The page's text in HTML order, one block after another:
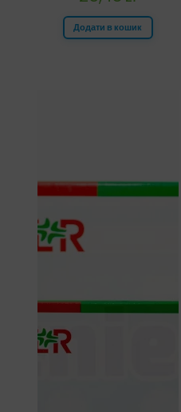
Додати в кошик